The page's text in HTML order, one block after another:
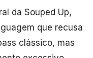
da Souped Up,
que recusa
clássico, mas